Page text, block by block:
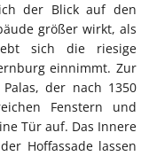
der Blick auf den
größer wirkt, als
sich die riesige
einnimmt. Zur
der nach 1350
Fenstern und
Tür auf. Das Innere
Hoffassade lassen